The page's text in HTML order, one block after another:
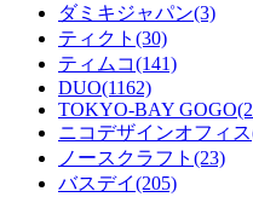
ダミキジャパン(3)
ティクト(30)
ティムコ(141)
DUO(1162)
TOKYO-BAY
ニコデザインオフィ
ノースクラフト(23)
バスデイ(205)